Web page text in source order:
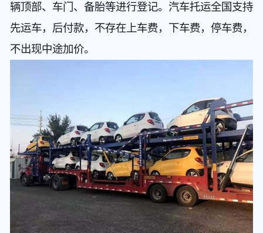
辆顶部、车门、备胎等进行登记。汽车托运全国支持
先运车，后付款，不存在上车费，下车费，停车费，
不出现中途加价。